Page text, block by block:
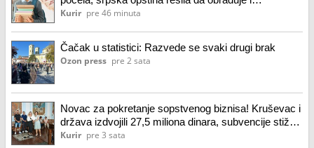
srednjoškolce!
Kurir pre 46 minuta
Čačak u statistici: Razvede se svaki drugi brak
Ozon press pre 2 sata
Novac za pokretanje sopstvenog biznisa! Kruševac i
država izdvojili 27,5 miliona dinara, subvencije stižu
za 72 buduća preduzetnika
Kurir pre 3 sata